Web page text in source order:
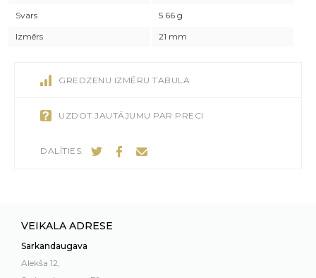
Svars
5.66 g
Izmērs
21 mm
GREDZENU IZMĒRU TABULA
UZDOT JAUTĀJUMU PAR PRECI
DALĪTIES:
VEIKALA ADRESE
Sarkandaugava
Alekša 12,